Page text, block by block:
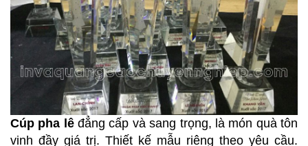
Cúp pha lêđẳng cấp và sang trọng, là món quà tôn
vinh đầy giá trị. Thiết kế mẫu riêng theo yêu cầu.